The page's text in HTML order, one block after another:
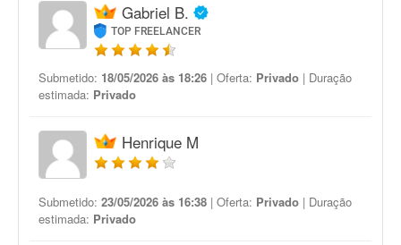
Gabriel B.
TOP FREELANCER
Submetido: 18/05/2026 às 18:26 | Oferta: Privado | Duração
estimada: Privado
Henrique M
Submetido: 23/05/2026 às 16:38 | Oferta: Privado | Duração
estimada: Privado